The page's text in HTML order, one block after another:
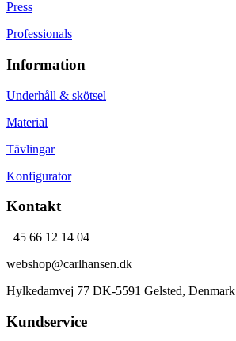
Press
Professionals
Information
Underhåll & skötsel
Material
Tävlingar
Konfigurator
Kontakt
+45 66 12 14 04
webshop@carlhansen.dk
Hylkedamvej 77 DK-5591 Gelsted, Denmark
Kundservice